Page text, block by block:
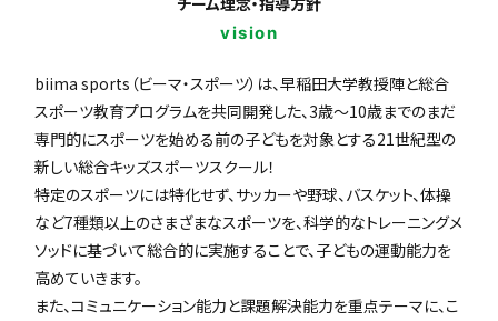
vision
biima sports（ビーマ・スポーツ）は、早稲田大学教授陣と総合
スポーツ教育プログラムを共同開発した、3歳〜10歳までのまだ
専門的にスポーツを始める前の子どもを対象とする21世紀型の
新しい総合キッズスポーツスクール！
特定のスポーツには特化せず、サッカーや野球、バスケット、体操
など7種類以上のさまざまなスポーツを、科学的なトレーニングメ
ソッドに基づいて総合的に実施することで、子どもの運動能力を
高めていきます。
また、コミュニケーション能力と課題解決能力を重点テーマに、こ